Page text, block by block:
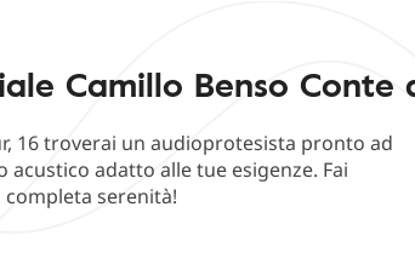
Camillo Benso Conte
16 troverai un audioprotesista pronto ad
adatto alle tue esigenze. Fai
serenità!